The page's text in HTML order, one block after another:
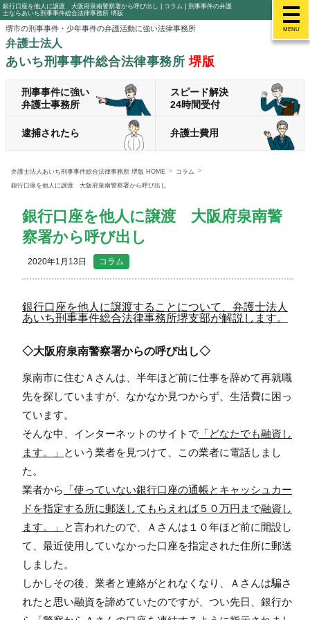
MENU
銀行口座を他人に譲渡 大阪府泉南警察署から呼び出し | コラム | 刑事事件の弁護
士ならあいち刑事事件総合法律事務所 堺版
堺市の刑事事件・少年事件の弁護活動に強い法律事務所
弁護士法人
あいち刑事事件総合法律事務所堺版
刑事事件に強い
弁護士事務所
スピード解決
24時間受付
逮捕されたら 弁護士費用
弁護士法人あいち刑事事件総合法律事務所 堺版 HOME
コラム
銀行口座を他人に譲渡 大阪府泉南警察署から呼び出し
銀行口座を他人に譲渡 大阪府泉南警
察署から呼び出し
2020年1月13日 コラム
銀行口座を他人に譲渡することについて、弁護士法人
あいち刑事事件総合法律事務所堺支部が解説します。
◇大阪府泉南警察署からの呼び出し◇
泉南市に住むＡさんは、半年ほど前に仕事を辞めて再就職
先を探していますが、なかなか見つからず、生活費に困っ
ています。
そんな中、インターネットのサイトで 「どなたでも融資し
ます。」
という業者を見つけて、この業者に電話しまし
た。
業者から
「使っていない銀行口座の通帳とキャッシュカー
ドを指定する所に郵送してもらえれば５０万円まで融資し
ます。」
と言われたので、Ａさんは１０年ほど前に開設し
て、最近使用していなかった口座を指定された住所に郵送
しました。
しかしその後、業者と連絡がとれなくなり、Ａさんは騙さ
れたと思い融資を諦めていたのですが、つい先日、銀行か